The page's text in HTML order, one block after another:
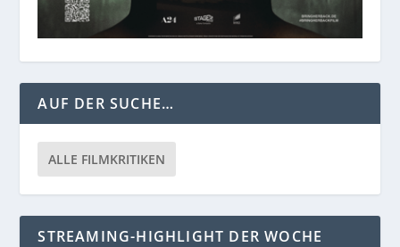
AUF DER SUCHE…
ALLE FILMKRITIKEN
STREAMING-HIGHLIGHT DER WOCHE